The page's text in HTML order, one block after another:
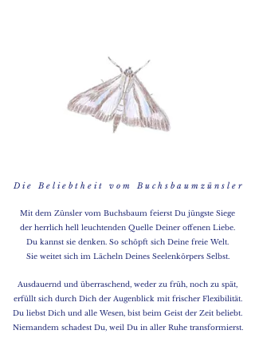
D i e B e l i e b t h e i t v o m B u c h s b a u m z ü n s l e r
Mit dem Zünsler vom Buchsbaum feierst Du jüngste Siege
der herrlich hell leuchtenden Quelle Deiner offenen Liebe.
Du kannst sie denken. So schöpft sich Deine freie Welt.
Sie weitet sich im Lächeln Deines Seelenkörpers Selbst.
Ausdauernd und überraschend, weder zu früh, noch zu spät,
erfüllt sich durch Dich der Augenblick mit frischer Flexibilität.
Du liebst Dich und alle Wesen, bist beim Geist der Zeit beliebt.
Niemandem schadest Du, weil Du in aller Ruhe transformierst.